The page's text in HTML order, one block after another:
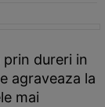
dureri in
agraveaza la
mai